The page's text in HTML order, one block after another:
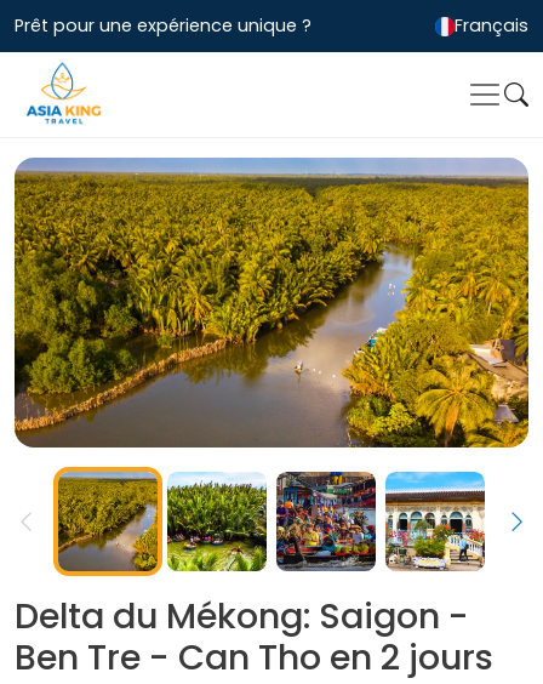
Prêt pour une expérience unique ? Français
Delta du Mékong: Saigon -
Ben Tre - Can Tho en 2 jours